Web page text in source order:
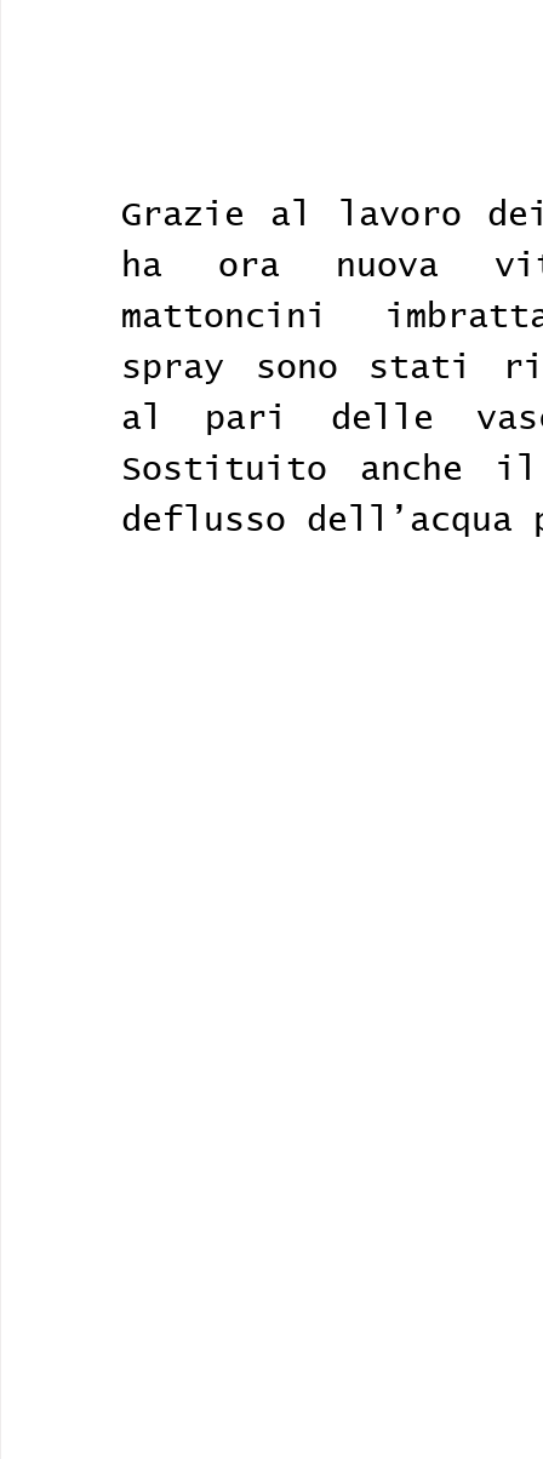
Grazie al lavoro
ha ora nuova
mattoncini
spray sono stati
al pari delle
Sostituito anche
deflusso dell’acqua